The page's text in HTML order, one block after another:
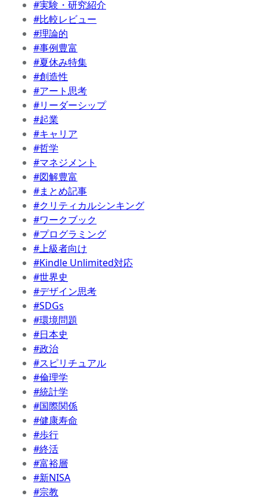
#実験・研究紹介
#比較レビュー
#理論的
#事例豊富
#夏休み特集
#創造性
#アート思考
#リーダーシップ
#起業
#キャリア
#哲学
#マネジメント
#図解豊富
#まとめ記事
#クリティカルシンキング
#ワークブック
#プログラミング
#上級者向け
#Kindle Unlimited対応
#世界史
#デザイン思考
#SDGs
#環境問題
#日本史
#政治
#スピリチュアル
#倫理学
#統計学
#国際関係
#健康寿命
#歩行
#終活
#富裕層
#新NISA
#宗教